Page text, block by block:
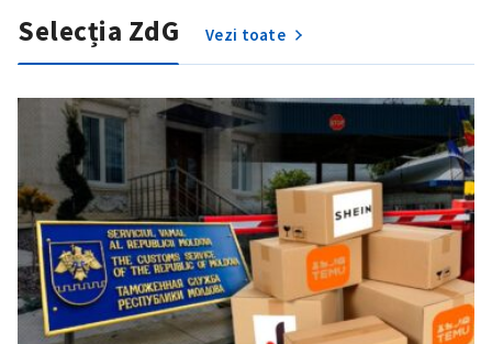
Selecția ZdG Vezi toate